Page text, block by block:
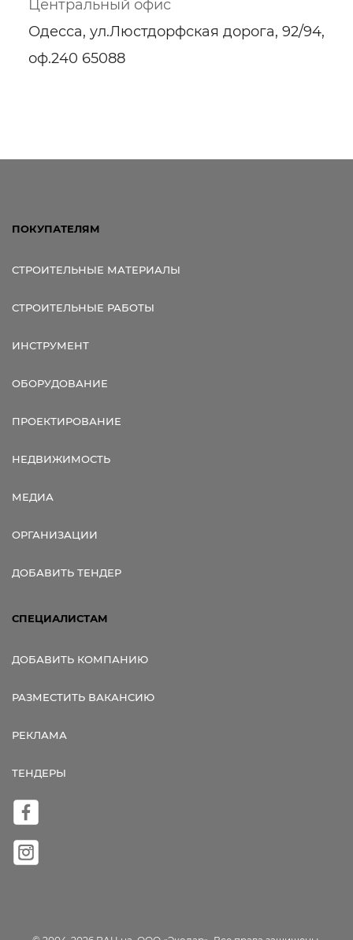
Центральный офис
Одесса, ул.Люстдорфская дорога, 92/94,
оф.240 65088
ПОКУПАТЕЛЯМ
СТРОИТЕЛЬНЫЕ МАТЕРИАЛЫ
СТРОИТЕЛЬНЫЕ РАБОТЫ
ИНСТРУМЕНТ
ОБОРУДОВАНИЕ
ПРОЕКТИРОВАНИЕ
НЕДВИЖИМОСТЬ
МЕДИА
ОРГАНИЗАЦИИ
ДОБАВИТЬ ТЕНДЕР
СПЕЦИАЛИСТАМ
ДОБАВИТЬ КОМПАНИЮ
РАЗМЕСТИТЬ ВАКАНСИЮ
РЕКЛАМА
ТЕНДЕРЫ